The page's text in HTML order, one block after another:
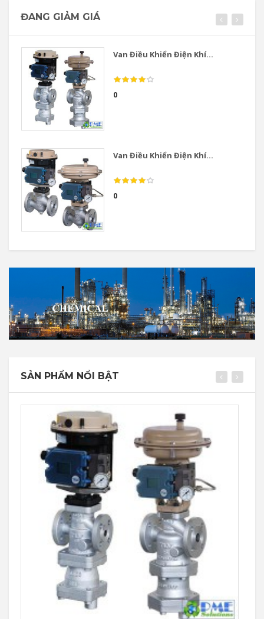
ĐANG GIẢM GIÁ
Van Điều Khiển Điện Khí...
0
Van Điều Khiển Điện Khí...
0
SẢN PHẨM NỔI BẬT